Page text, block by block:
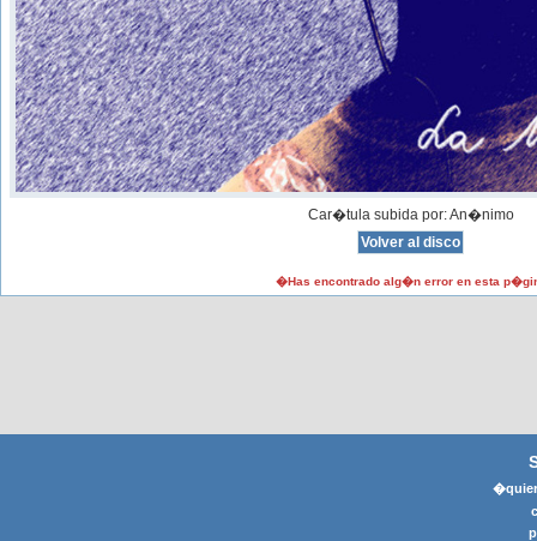
Car�tula subida por: An�nimo
�Has encontrado alg�n error en esta